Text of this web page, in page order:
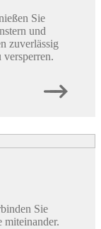
Sie
und
zuverlässig
Sie
miteinander.